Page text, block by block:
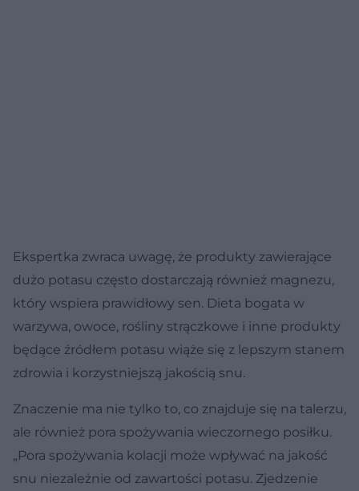
Ekspertka zwraca uwagę, że produkty zawierające
dużo potasu często dostarczają również magnezu,
który wspiera prawidłowy sen. Dieta bogata w
warzywa, owoce, rośliny strączkowe i inne produkty
będące źródłem potasu wiąże się z lepszym stanem
zdrowia i korzystniejszą jakością snu.
Znaczenie ma nie tylko to, co znajduje się na talerzu,
ale również pora spożywania wieczornego posiłku.
„Pora spożywania kolacji może wpływać na jakość
snu niezależnie od zawartości potasu. Zjedzenie